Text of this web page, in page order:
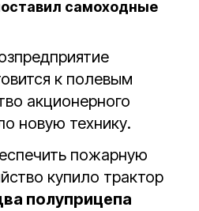
самоходные
к полевым
акционерного
новую технику.
пожарную
купило трактор
полуприцепа